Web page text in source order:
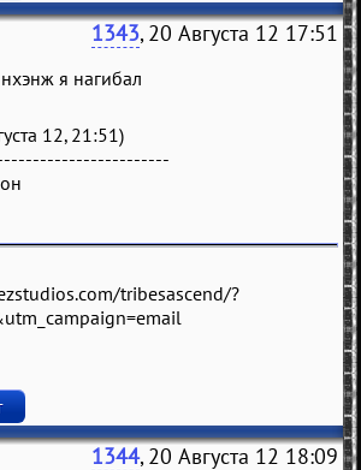
1343, 20 Августа 12 17:51
нхэнж я нагибал
12, 21:51)
tribesascend/?
1344, 20 Августа 12 18:09